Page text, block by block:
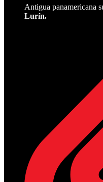
Antigua panamericana
Lurín.